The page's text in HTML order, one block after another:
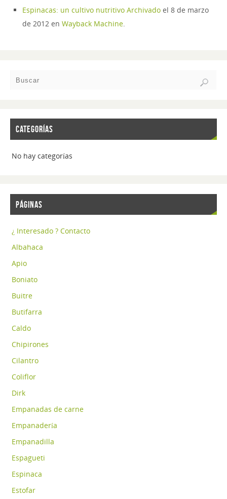
Espinacas: un cultivo nutritivo Archivado el 8 de marzo
de 2012 enWayback Machine.
CATEGORÍAS
No hay categorías
PÁGINAS
¿ Interesado ? Contacto
Albahaca
Apio
Boniato
Buitre
Butifarra
Caldo
Chipirones
Cilantro
Coliflor
Dirk
Empanadas de carne
Empanadería
Empanadilla
Espagueti
Espinaca
Estofar